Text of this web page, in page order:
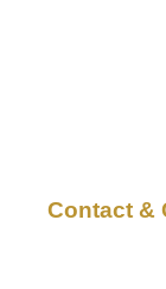
Contact &